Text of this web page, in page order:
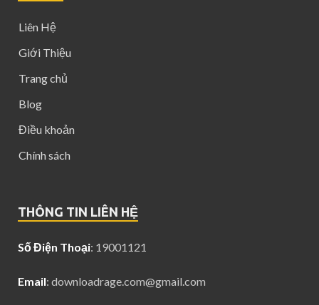
Liên Hệ
Giới Thiệu
Trang chủ
Blog
Điều khoản
Chính sách
THÔNG TIN LIÊN HỆ
Số Điện Thoại: 19001121
Email: downloadrage.com@gmail.com